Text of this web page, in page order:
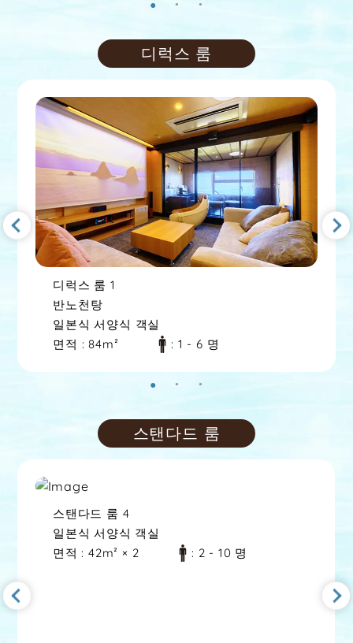
디럭스 룸
디럭스 룸2
반노천탕
일본식 서양식 객실
면적: 84m² : 2 - 10 명
스탠다드 룸